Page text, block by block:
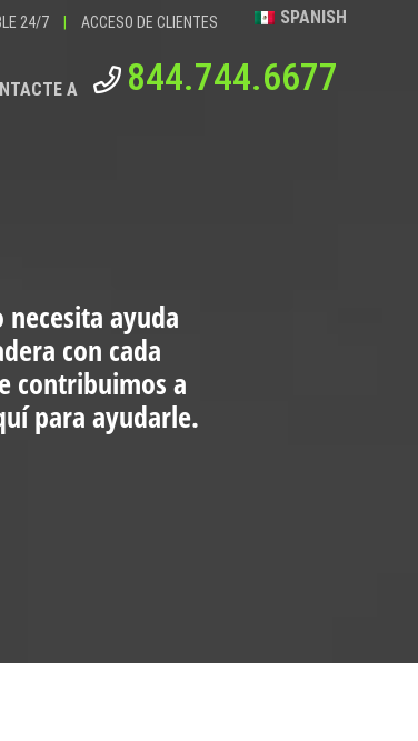
24/7 | ACCESO DE CLIENTES SPANISH
A 844.744.6677
ayuda
con cada
contribuimos a
para ayudarle.